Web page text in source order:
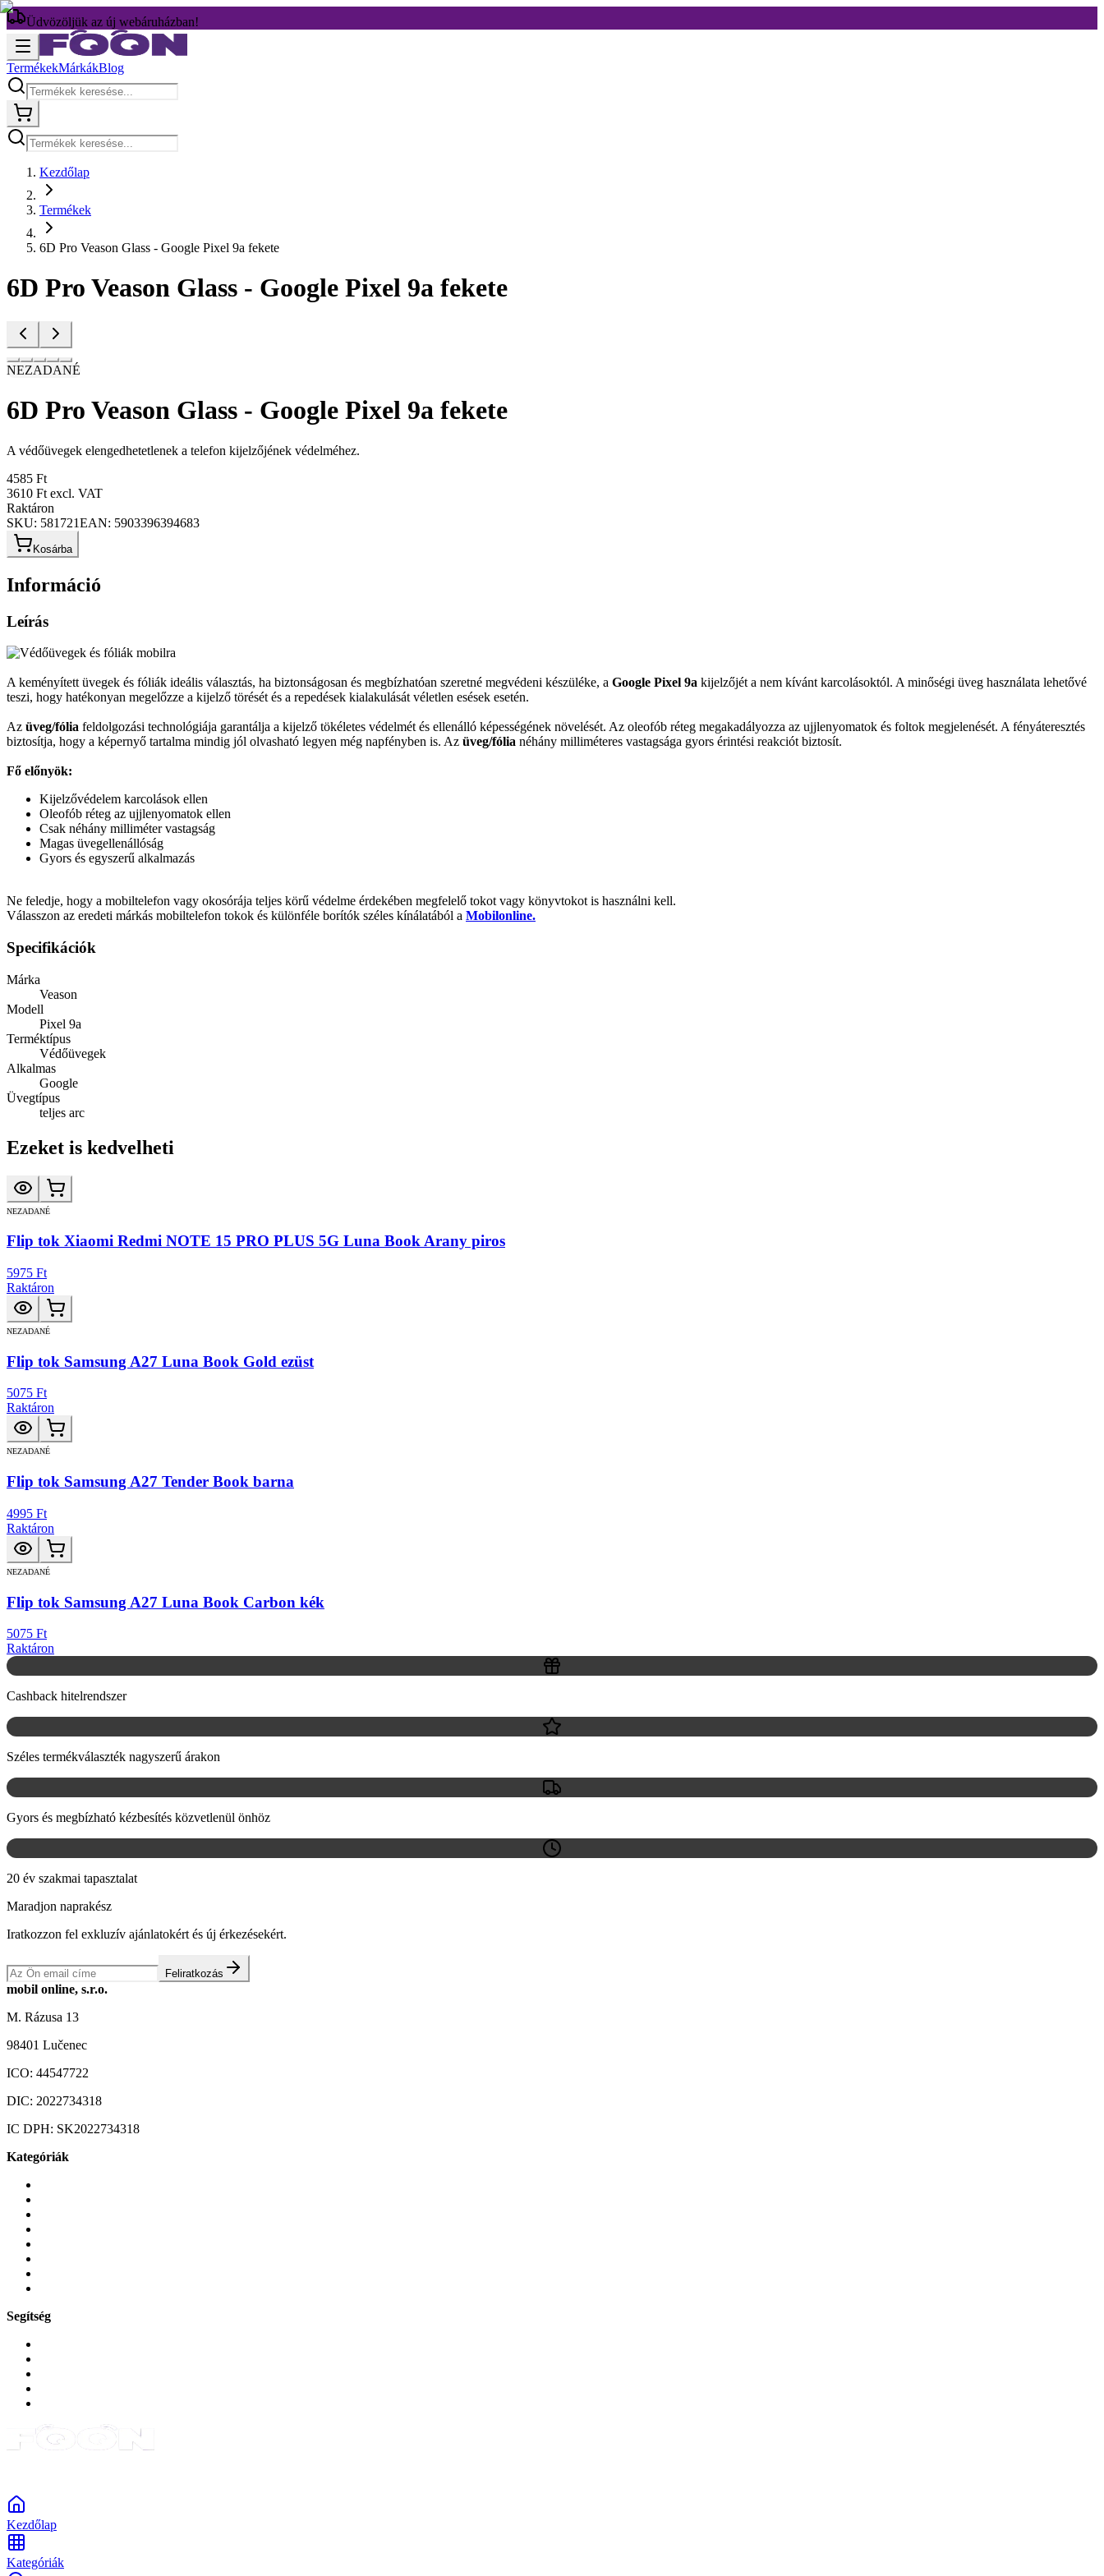
Üdvözöljük az új webáruházban!
TermékekMárkákBlog
Kezdőlap
Termékek
6D Pro Veason Glass - Google Pixel 9a fekete
6D Pro Veason Glass - Google Pixel 9a fekete
NEZADANÉ
6D Pro Veason Glass - Google Pixel 9a fekete
A védőüvegek elengedhetetlenek a telefon kijelzőjének védelméhez.
4585 Ft
3610 Ft excl. VAT
Raktáron
SKU: 581721EAN: 5903396394683
Kosárba
Információ
Leírás
A keményített üvegek és fóliák ideális választás, ha biztonságosan és megbízhatóan szeretné megvédeni készüléke, a Google Pixel 9a kijelzőjét a nem kívánt karcolásoktól. A minőségi üveg használata lehetővé
teszi, hogy hatékonyan megelőzze a kijelző törését és a repedések kialakulását véletlen esések esetén.
Az üveg/fólia feldolgozási technológiája garantálja a kijelző tökéletes védelmét és ellenálló képességének növelését. Az oleofób réteg megakadályozza az ujjlenyomatok és foltok megjelenését. A fényáteresztés
biztosítja, hogy a képernyő tartalma mindig jól olvasható legyen még napfényben is. Az üveg/fólia néhány milliméteres vastagsága gyors érintési reakciót biztosít.
Fő előnyök:
Kijelzővédelem karcolások ellen
Oleofób réteg az ujjlenyomatok ellen
Csak néhány milliméter vastagság
Magas üvegellenállóság
Gyors és egyszerű alkalmazás
Ne feledje, hogy a mobiltelefon vagy okosórája teljes körű védelme érdekében megfelelő tokot vagy könyvtokot is használni kell.
Válasszon az eredeti márkás mobiltelefon tokok és különféle borítók széles kínálatából a Mobilonline.
Specifikációk
Márka
Veason
Modell
Pixel 9a
Terméktípus
Védőüvegek
Alkalmas
Google
Üvegtípus
teljes arc
Ezeket is kedvelheti
NEZADANÉ
Flip tok Xiaomi Redmi NOTE 15 PRO PLUS 5G Luna Book Arany piros
5975 Ft
Raktáron
NEZADANÉ
Flip tok Samsung A27 Luna Book Gold ezüst
5075 Ft
Raktáron
NEZADANÉ
Flip tok Samsung A27 Tender Book barna
4995 Ft
Raktáron
NEZADANÉ
Flip tok Samsung A27 Luna Book Carbon kék
5075 Ft
Raktáron
Cashback hitelrendszer
Széles termékválaszték nagyszerű árakon
Gyors és megbízható kézbesítés közvetlenül önhöz
20 év szakmai tapasztalat
Maradjon naprakész
Iratkozzon fel exkluzív ajánlatokért és új érkezésekért.
Feliratkozás
mobil online, s.r.o.
M. Rázusa 13
98401 Lučenec
ICO: 44547722
DIC: 2022734318
IC DPH: SK2022734318
Kategóriák
Segítség
Kezdőlap
Kategóriák